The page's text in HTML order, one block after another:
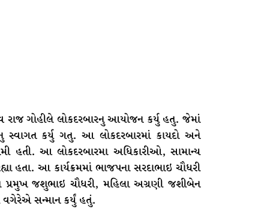
રાજ ગોહીલે લોકદરબારનુ આયોજન કર્યુ હતુ. જેમાં
સ્વાગત કર્યુ ગતુ. આ લોકદરબારમાં કાયદો અને
હતી. આ લોકદરબારમા અધિકારીઓ, સામાન્ય
હતા. આ કાર્યક્રમમાં ભાજપના સરદાભાઇ ચૌધરી
પ્રમુખ જશુભાઇ ચૌધરી, મહિલા અગ્રણી જશીબેન
સન્માન કર્યું હતું.